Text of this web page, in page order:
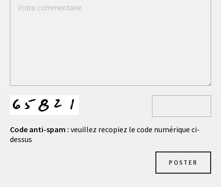
Code anti-spam : veuillez recopiez le code numérique ci-
dessus
POSTER